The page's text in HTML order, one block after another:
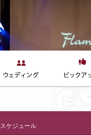
ケジュール